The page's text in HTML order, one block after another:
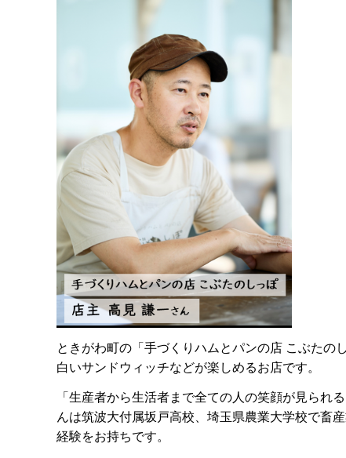
ときがわ町の「手づくりハムとパンの店 こぶたの
白いサンドウィッチなどが楽しめるお店です。
「生産者から生活者まで全ての人の笑顔が見られ
んは筑波大付属坂戸高校、埼玉県農業大学校で畜
経験をお持ちです。